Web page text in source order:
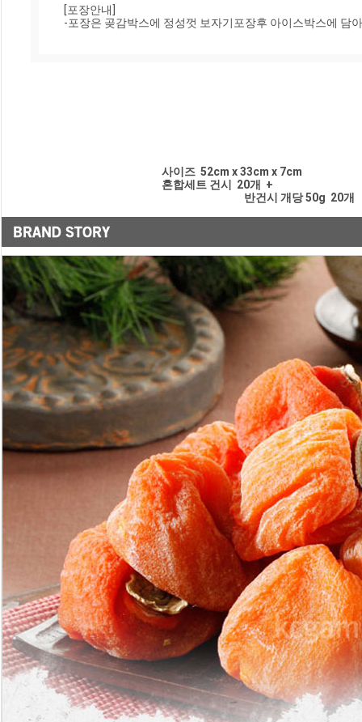
[포장안내]
-포장은 곶감박스에 정성껏 보자기포장후 아이스박스에 담
사이즈  52cm x 33cm x 7cm
혼합세트 건시  20개  +
반건시 개당 50g  20개